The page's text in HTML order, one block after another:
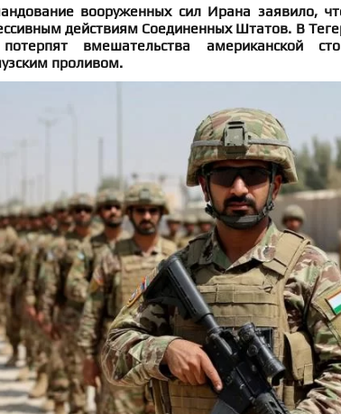
вооруженных сил Ирана заявило,
действиям Соединенных Штатов. В
вмешательства американской
проливом.